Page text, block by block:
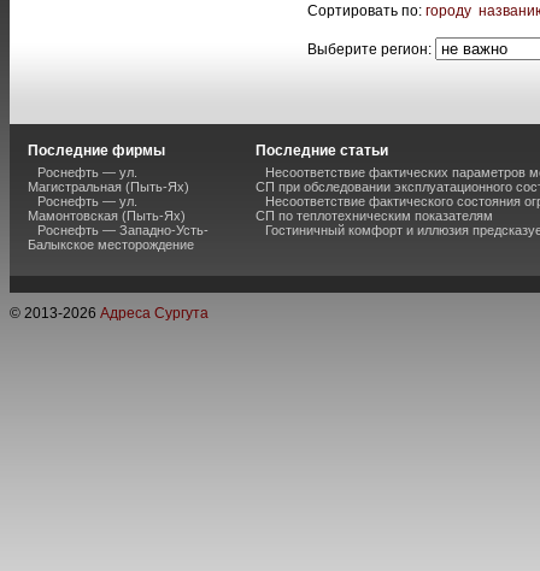
Сортировать по: городу
Выберите регион:
Последние фирмы
Роснефть — ул.
Магистральная (Пыть-Ях)
Роснефть — ул.
Мамонтовская (Пыть-Ях)
Роснефть — Западно-Усть-
Балыкское месторождение
Последние статьи
Несоответствие фактических параметров
СП при обследовании эксплуатационного
Несоответствие фактического состояния
СП по теплотехническим показателям
Гостиничный комфорт и иллюзия
© 2013-2026 Адреса Сургута